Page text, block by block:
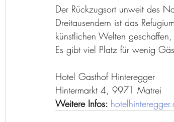
Der Rückzugsort unweit des
Dreitausendern ist das
künstlichen Welten
Es gibt viel Platz für wenig
Hotel Gasthof Hinteregger
Hintermarkt 4, 9971 Matrei
Weitere Infos: